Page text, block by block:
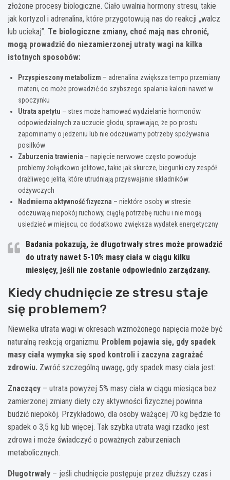
złożone procesy biologiczne. Ciało uwalnia hormony stresu, takie
jak kortyzol i adrenalina, które przygotowują nas do reakcji „walcz
lub uciekaj”. Te biologiczne zmiany, choć mają nas chronić,
mogą prowadzić do niezamierzonej utraty wagi na kilka
istotnych sposobów:
Przyspieszony metabolizm – adrenalina zwiększa tempo przemiany
materii, co może prowadzić do szybszego spalania kalorii nawet w
spoczynku
Utrata apetytu – stres może hamować wydzielanie hormonów
odpowiedzialnych za uczucie głodu, sprawiając, że po prostu
zapominamy o jedzeniu lub nie odczuwamy potrzeby spożywania
posiłków
Zaburzenia trawienia – napięcie nerwowe często powoduje
problemy żołądkowo-jelitowe, takie jak skurcze, biegunki czy zespół
drażliwego jelita, które utrudniają przyswajanie składników
odżywczych
Nadmierna aktywność fizyczna – niektóre osoby w stresie
odczuwają niepokój ruchowy, ciągłą potrzebę ruchu i nie mogą
usiedzieć w miejscu, co dodatkowo zwiększa wydatek energetyczny
Badania pokazują, że długotrwały stres może prowadzić
do utraty nawet 5-10% masy ciała w ciągu kilku
miesięcy, jeśli nie zostanie odpowiednio zarządzany.
Kiedy chudnięcie ze stresu staje
się problemem?
Niewielka utrata wagi w okresach wzmożonego napięcia może być
naturalną reakcją organizmu. Problem pojawia się, gdy spadek
masy ciała wymyka się spod kontroli i zaczyna zagrażać
zdrowiu. Zwróć szczególną uwagę, gdy spadek masy ciała jest:
Znaczący – utrata powyżej 5% masy ciała w ciągu miesiąca bez
zamierzonej zmiany diety czy aktywności fizycznej powinna
budzić niepokój. Przykładowo, dla osoby ważącej 70 kg będzie to
spadek o 3,5 kg lub więcej. Tak szybka utrata wagi rzadko jest
zdrowa i może świadczyć o poważnych zaburzeniach
metabolicznych.
Długotrwały – jeśli chudnięcie postępuje przez dłuższy czas i